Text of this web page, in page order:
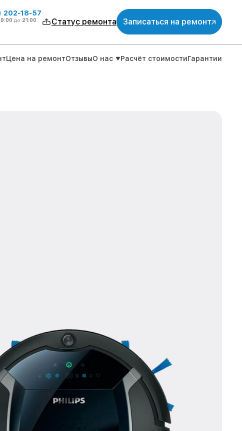
202-18-57
до 21:00 Статус ремонта Записаться на ремонт
Цена на ремонтОтзывыО нас Расчёт стоимостиГарантии